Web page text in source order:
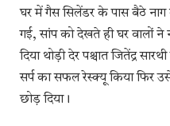
घर में गैस सिलेंडर के पास बैठे
गई, सांप को देखते ही घर वालों ने
दिया थोड़ी देर पश्चात जितेंद्र
सर्प का सफल रेस्क्यू किया फिर
छोड़ दिया।